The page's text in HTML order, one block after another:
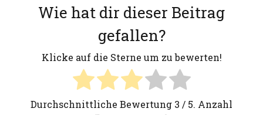
Wie hat dir dieser Beitrag
gefallen?
Klicke auf die Sterne um zu bewerten!
Durchschnittliche Bewertung 3 / 5. Anzahl